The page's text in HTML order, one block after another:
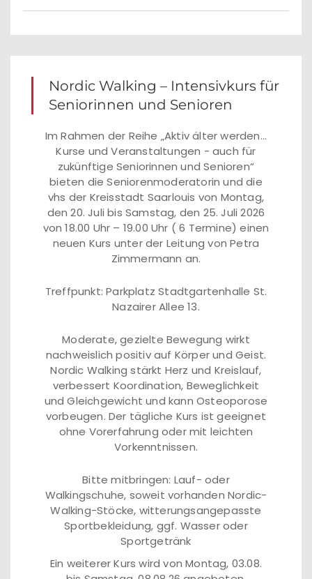
Nordic Walking – Intensivkurs für
Seniorinnen und Senioren
Im Rahmen der Reihe „Aktiv älter werden...
Kurse und Veranstaltungen - auch für
zukünftige Seniorinnen und Senioren“
bieten die Seniorenmoderatorin und die
vhs der Kreisstadt Saarlouis von Montag,
den 20. Juli bis Samstag, den 25. Juli 2026
von 18.00 Uhr – 19.00 Uhr ( 6 Termine) einen
neuen Kurs unter der Leitung von Petra
Zimmermann an.
Treffpunkt: Parkplatz Stadtgartenhalle St.
Nazairer Allee 13.
Moderate, gezielte Bewegung wirkt
nachweislich positiv auf Körper und Geist.
Nordic Walking stärkt Herz und Kreislauf,
verbessert Koordination, Beweglichkeit
und Gleichgewicht und kann Osteoporose
vorbeugen. Der tägliche Kurs ist geeignet
ohne Vorerfahrung oder mit leichten
Vorkenntnissen.
Bitte mitbringen: Lauf- oder
Walkingschuhe, soweit vorhanden Nordic-
Walking-Stöcke, witterungsangepasste
Sportbekleidung, ggf. Wasser oder
Sportgetränk
Ein weiterer Kurs wird von Montag, 03.08.